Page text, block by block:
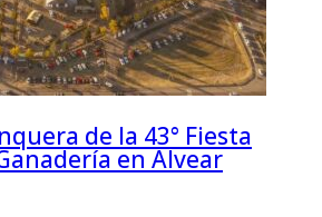
de la 43° Fiesta
en Alvear